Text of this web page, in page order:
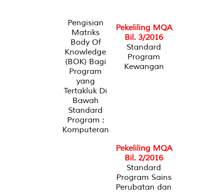
Pengisian
Matriks
Body Of
Knowledge
(BOK) Bagi
Program
yang
Tertakluk Di
Bawah
Standard
Program :
Komputeran
Pekeliling MQA
Bil. 3/2016
Standard
Program
Kewangan
Pekeliling MQA
Bil. 2/2016
Standard
Program Sains
Perubatan dan